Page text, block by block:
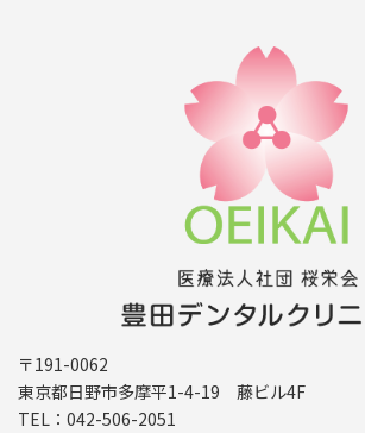
〒191-0062
東京都日野市多摩平1-4-19 藤ビル4F
TEL：042-506-2051